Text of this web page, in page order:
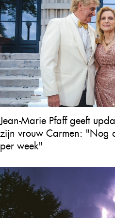
Jean-Marie Pfaff geeft
zijn vrouw Carmen: "Nog
per week"